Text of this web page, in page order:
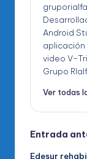
Android
video V-
Grupo
Ver todas
Entrada
Edesur